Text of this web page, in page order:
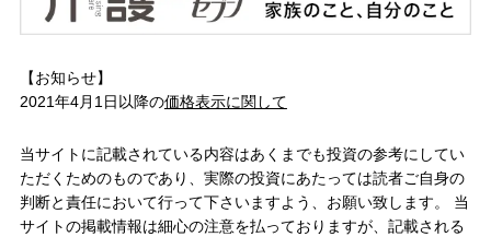
【お知らせ】
2021年4月1日以降の価格表示に関して
当サイトに記載されている内容はあくまでも投資の参考にしてい
ただくためのものであり、実際の投資にあたっては読者ご自身の
判断と責任において行って下さいますよう、お願い致します。 当
サイトの掲載情報は細心の注意を払っておりますが、記載される